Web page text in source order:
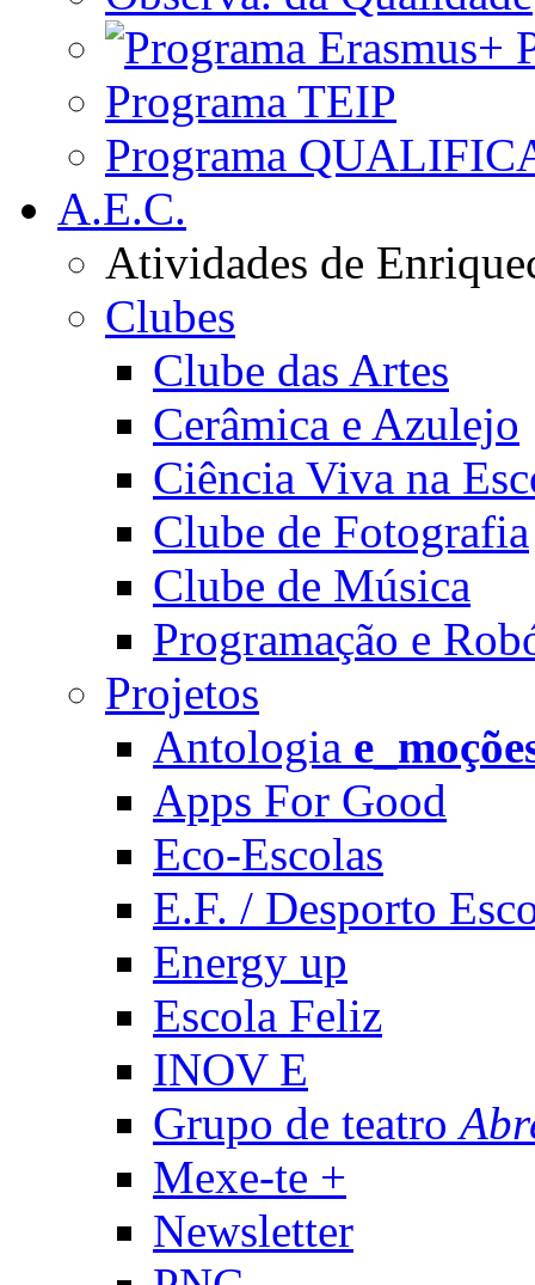
Programa TEIP
Programa
A.E.C.
Atividades de
Clubes
Clube das Artes
Cerâmica e Azulejo
Ciência Viva na
Clube de Fotografia
Clube de Música
Programação e
Projetos
Antologia
Apps For Good
Eco-Escolas
E.F. / Desporto
Energy up
Escola Feliz
INOV E
Grupo de teatro
Mexe-te +
Newsletter